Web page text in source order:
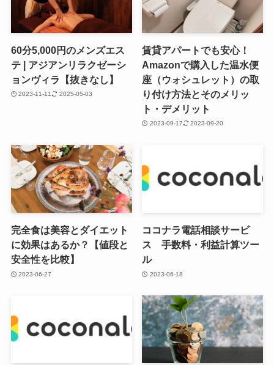
60分5,000円のメンズエス
テ | アジアンリラクゼーシ
ョンヴィラ【抜きなし】
2023-11-11 2025-05-03
賃貸アパートでも安心！
Amazonで購入した温水便
座（ウォシュレット）の取
り付け方法とそのメリッ
ト・デメリット
2023-09-17 2023-09-20
完全食は美容とダイエット
に効果はあるか？【値段と
安全性を比較】
2023-06-27
ココナラ電話相談サービ
ス 手数料・利益計算ツー
ル
2023-06-18